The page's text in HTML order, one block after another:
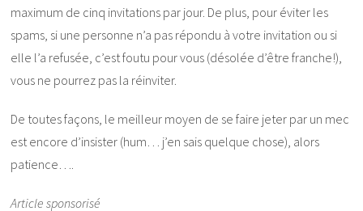
maximum de cinq invitations par jour. De plus, pour éviter les
spams, si une personne n’a pas répondu à votre invitation ou si
elle l’a refusée, c’est foutu pour vous (désolée d’être franche!),
vous ne pourrez pas la réinviter.
De toutes façons, le meilleur moyen de se faire jeter par un mec
est encore d’insister (hum… j’en sais quelque chose), alors
patience….
Article sponsorisé